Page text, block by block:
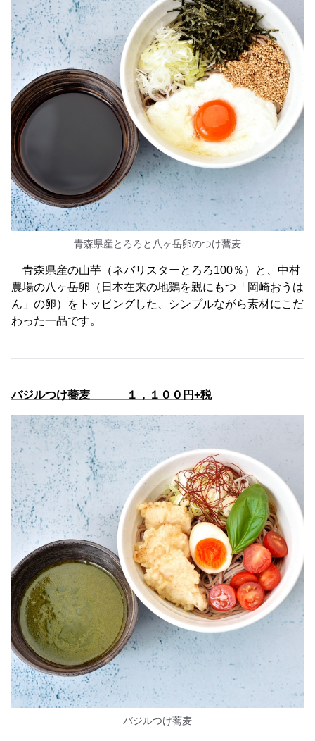
青森県産とろろと八ヶ岳卵のつけ蕎麦
青森県産の山芋（ネバリスターとろろ100％）と、中村
農場の八ヶ岳卵（日本在来の地鶏を親にもつ「岡崎おうは
ん」の卵）をトッピングした、シンプルながら素材にこだ
わった一品です。
バジルつけ蕎麦 １，１００円+税
バジルつけ蕎麦